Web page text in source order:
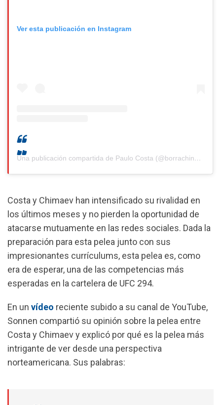
Ver esta publicación en Instagram
Una publicación compartida de Paulo Costa (@borrachinhamma)
Costa y Chimaev han intensificado su rivalidad en
los últimos meses y no pierden la oportunidad de
atacarse mutuamente en las redes sociales. Dada la
preparación para esta pelea junto con sus
impresionantes currículums, esta pelea es, como
era de esperar, una de las competencias más
esperadas en la cartelera de UFC 294.
En un vídeo reciente subido a su canal de YouTube,
Sonnen compartió su opinión sobre la pelea entre
Costa y Chimaev y explicó por qué es la pelea más
intrigante de ver desde una perspectiva
norteamericana. Sus palabras: